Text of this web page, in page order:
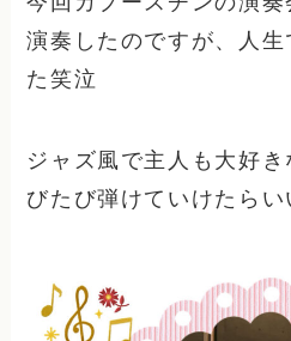
演奏したのですが、人生
た笑泣
ジャズ風で主人も大好
びたび弾けていけたらい